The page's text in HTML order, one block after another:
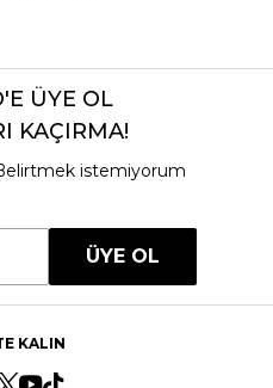
ÜYE OL
KAÇIRMA!
istemiyorum
ÜYE OL
KALIN